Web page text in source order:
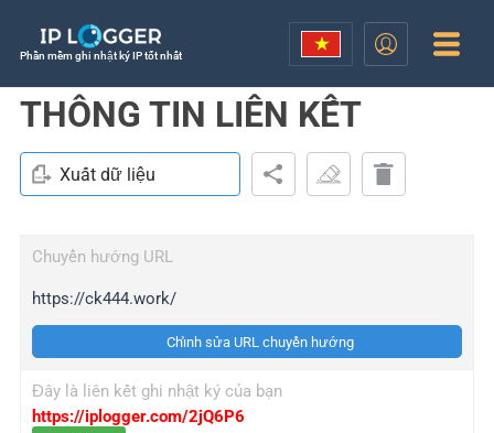
Phần mềm ghi nhật ký IP tốt nhất
THÔNG TIN LIÊN KẾT
Xuất dữ liệu
Chuyển hướng URL
https://ck444.work/
Chỉnh sửa URL chuyển hướng
Đây là liên kết ghi nhật ký của bạn
https://iplogger.com/2jQ6P6